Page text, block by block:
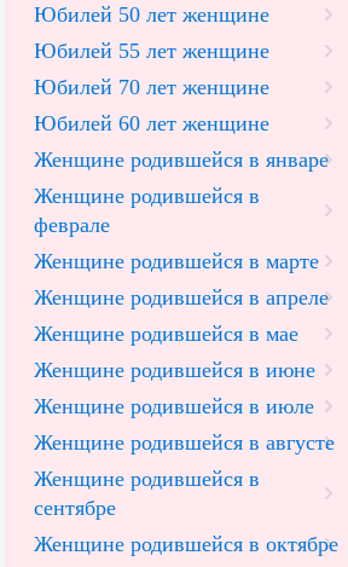
Юбилей 50 лет женщине
Юбилей 55 лет женщине
Юбилей 70 лет женщине
Юбилей 60 лет женщине
Женщине родившейся в январе
Женщине родившейся в
феврале
Женщине родившейся в марте
Женщине родившейся в апреле
Женщине родившейся в мае
Женщине родившейся в июне
Женщине родившейся в июле
Женщине родившейся в августе
Женщине родившейся в
сентябре
Женщине родившейся в октябре